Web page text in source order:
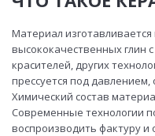
Материал изготавливается
высококачественных глин
красителей, других
прессуется под
Химический состав
Современные технологии
воспроизводить фактуру и